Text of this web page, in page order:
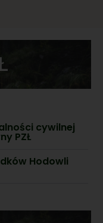
cywilnej
PZŁ
Hodowli